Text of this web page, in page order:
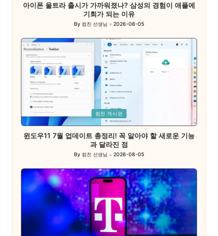
아이폰 울트라 출시가 가까워졌나? 삼성의 경험이 애플에
기회가 되는 이유
Posted
By 컴친 선생님 2026-08-05
Posted
in
컴친 게시판
윈도우11 7월 업데이트 총정리! 꼭 알아야 할 새로운 기능
과 달라진 점
Posted
by
By 컴친 선생님 2026-08-05